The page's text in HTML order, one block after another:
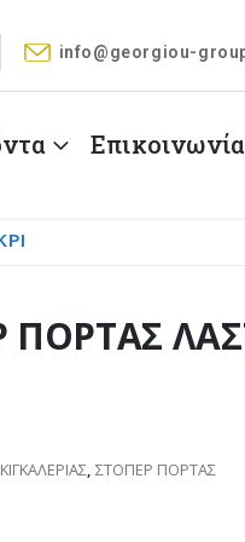
info@georgiou-
Επικοινωνία
, ΣΤΟΠΕΡ ΠΟΡΤΑΣ